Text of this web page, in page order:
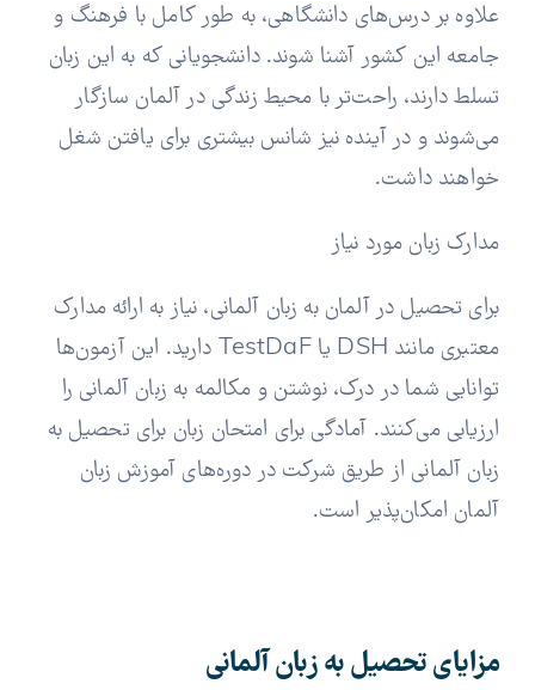
علاوه بر درس‌های دانشگاهی، به طور کامل با فرهنگ و
جامعه این کشور آشنا شوند. دانشجویانی که به این زبان
تسلط دارند، راحت‌تر با محیط زندگی در آلمان سازگار
می‌شوند و در آینده نیز شانس بیشتری برای یافتن شغل
خواهند داشت.
مدارک زبان مورد نیاز
برای تحصیل در آلمان به زبان آلمانی، نیاز به ارائه مدارک
معتبری مانند DSH یا TestDaF دارید. این آزمون‌ها
توانایی شما در درک، نوشتن و مکالمه به زبان آلمانی را
ارزیابی می‌کنند. آمادگی برای امتحان زبان برای تحصیل به
زبان آلمانی از طریق شرکت در دوره‌های آموزش زبان
آلمان امکان‌پذیر است.
مزایای تحصیل به زبان آلمانی